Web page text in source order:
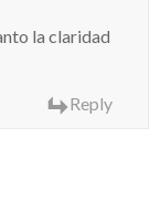
la claridad
Reply